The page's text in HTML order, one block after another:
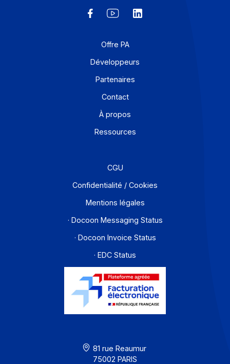
Solutions de digitalisations des Workflows et
process
Je m'abonne à la newsletter
Offre PA
Développeurs
Contact
À propos
Ressources
Confidentialité / Cookies
Mentions légales
· Docoon Messaging Status
· EDC Status